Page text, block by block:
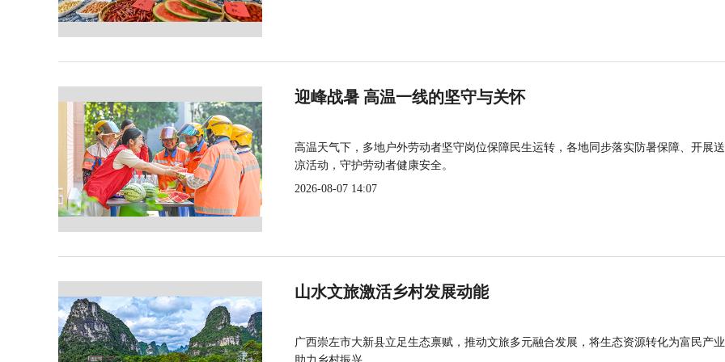
迎峰战暑 高温一线的坚守与关怀
高温天气下，多地户外劳动者坚守岗位保障民生运转，各地同步落实防暑保障、开展
凉活动，守护劳动者健康安全。
2026-08-07 14:07
山水文旅激活乡村发展动能
广西崇左市大新县立足生态禀赋，推动文旅多元融合发展，将生态资源转化为富民产